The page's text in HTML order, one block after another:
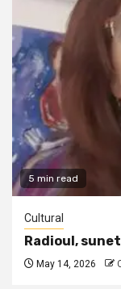
5 min read
Cultural
Radioul,
May 14, 2026